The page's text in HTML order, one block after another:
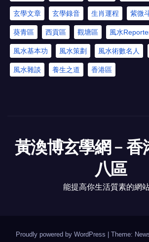
玄學文章 玄學錄音 生肖運程 紫微
葵青區 西貢區 觀塘區 風水
風水基本功 風水策劃 風水術數名人
風水雜談 養生之道 香港區
黃渙博玄學網﹣香
八區
能提高你生活質素的網站
Proudly powered by WordPress Theme: